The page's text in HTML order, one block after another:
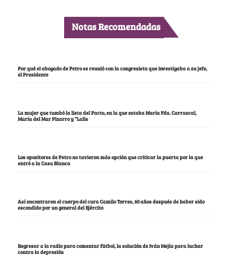
Notas Recomendadas
Por qué el abogado de Petro se reunió con la congresista que investigaba a su jefe,
el Presidente
La mujer que tumbó la lista del Pacto, en la que estaba María Fda. Carrascal,
María del Mar Pizarro y “Lalis
Los opositores de Petro no tuvieron más opción que criticar la puerta por la que
entró a la Casa Blanca
Así encontraron el cuerpo del cura Camilo Torres, 60 años después de haber sido
escondido por un general del Ejército
Regresar a la radio para comentar fútbol, la solución de Iván Mejía para luchar
contra la depresión